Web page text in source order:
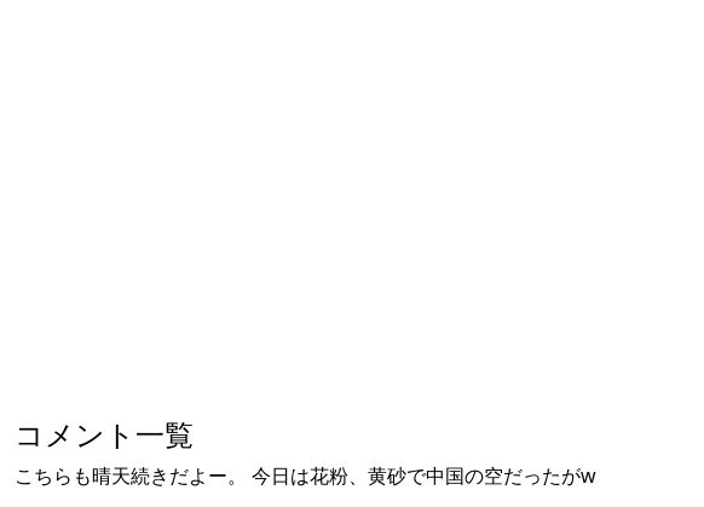
コメント一覧
こちらも晴天続きだよー。 今日は花粉、黄砂で中国の空だったがw